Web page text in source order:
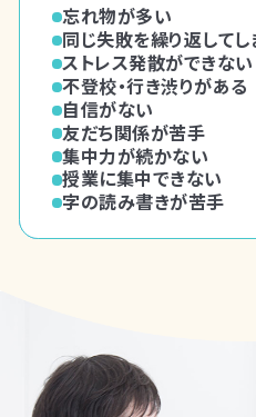
言葉の遅れが気になる
指示が聞けない
集団参加が難しい
会話のやり取りが苦手
こだわりが強い
切り替えができない
かんしゃくを起こす
忘れ物が多い
同じ失敗を繰り返してし
ストレス発散ができない
不登校・行き渋りがある
自信がない
友だち関係が苦手
集中力が続かない
授業に集中できない
字の読み書きが苦手
授業についていけない
感情のコントロールが
友だち関係が苦手
こだわりが強い
不登校・行き渋りがある
落ち着きがない
切り替えができない
計画を立てるのが苦手